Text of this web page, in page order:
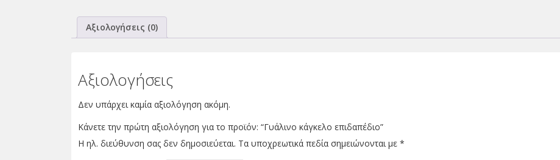
Αξιολογήσεις (0)
Αξιολογήσεις
Δεν υπάρχει καμία αξιολόγηση ακόμη.
Κάνετε την πρώτη αξιολόγηση για το προϊόν: “Γυάλινο κάγκελο επιδαπέδιο”
Η ηλ. διεύθυνση σας δεν δημοσιεύεται. Τα υποχρεωτικά πεδία σημειώνονται με *